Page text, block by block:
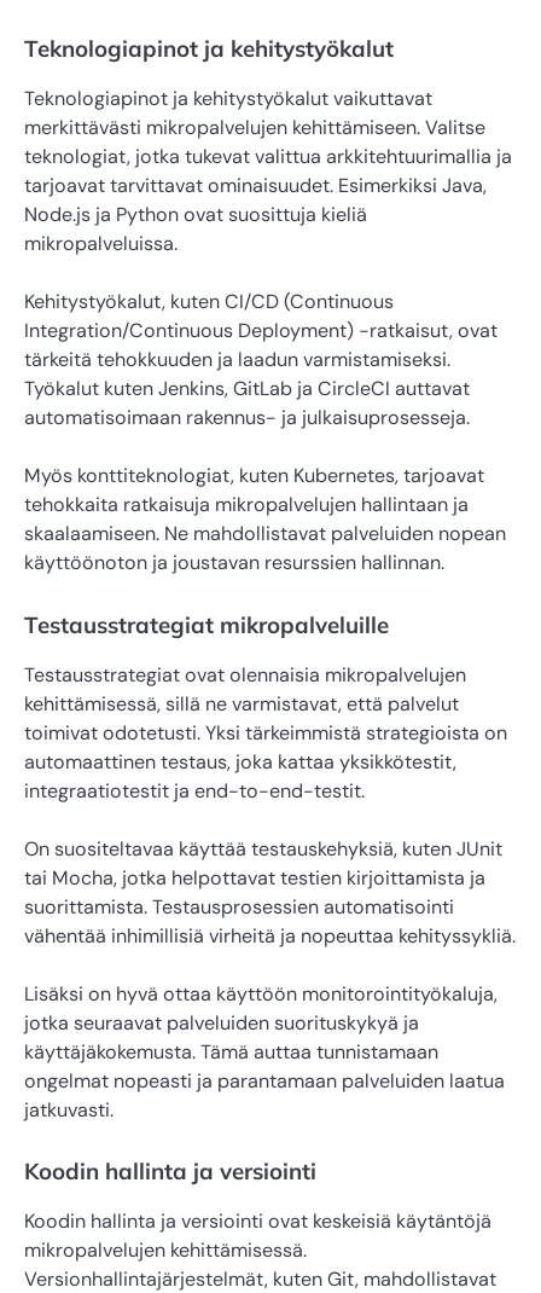
Teknologiapinot ja kehitystyökalut
Teknologiapinot ja kehitystyökalut vaikuttavat
merkittävästi mikropalvelujen kehittämiseen. Valitse
teknologiat, jotka tukevat valittua arkkitehtuurimallia ja
tarjoavat tarvittavat ominaisuudet. Esimerkiksi Java,
Node.js ja Python ovat suosittuja kieliä
mikropalveluissa.
Kehitystyökalut, kuten CI/CD (Continuous
Integration/Continuous Deployment) -ratkaisut, ovat
tärkeitä tehokkuuden ja laadun varmistamiseksi.
Työkalut kuten Jenkins, GitLab ja CircleCI auttavat
automatisoimaan rakennus- ja julkaisuprosesseja.
Myös konttiteknologiat, kuten Kubernetes, tarjoavat
tehokkaita ratkaisuja mikropalvelujen hallintaan ja
skaalaamiseen. Ne mahdollistavat palveluiden nopean
käyttöönoton ja joustavan resurssien hallinnan.
Testausstrategiat mikropalveluille
Testausstrategiat ovat olennaisia mikropalvelujen
kehittämisessä, sillä ne varmistavat, että palvelut
toimivat odotetusti. Yksi tärkeimmistä strategioista on
automaattinen testaus, joka kattaa yksikkötestit,
integraatiotestit ja end-to-end-testit.
On suositeltavaa käyttää testauskehyksiä, kuten JUnit
tai Mocha, jotka helpottavat testien kirjoittamista ja
suorittamista. Testausprosessien automatisointi
vähentää inhimillisiä virheitä ja nopeuttaa kehityssykliä.
Lisäksi on hyvä ottaa käyttöön monitorointityökaluja,
jotka seuraavat palveluiden suorituskykyä ja
käyttäjäkokemusta. Tämä auttaa tunnistamaan
ongelmat nopeasti ja parantamaan palveluiden laatua
jatkuvasti.
Koodin hallinta ja versiointi
Koodin hallinta ja versiointi ovat keskeisiä käytäntöjä
mikropalvelujen kehittämisessä.
Versionhallintajärjestelmät, kuten Git, mahdollistavat